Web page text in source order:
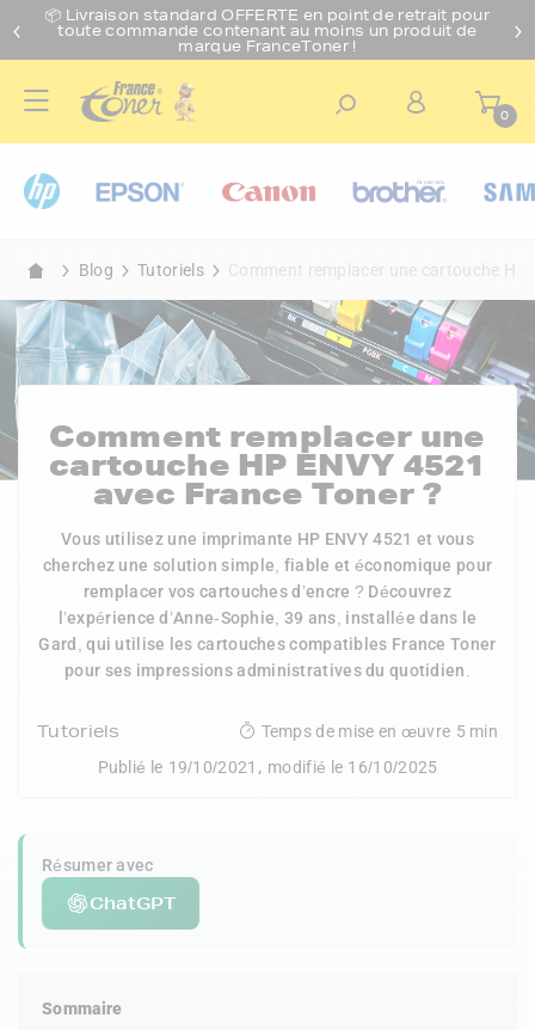
📦 Livraison standard OFFERTE en point de retrait pour
toute commande contenant au moins un produit de
marque FranceToner !
0
Blog Tutoriels Comment remplacer une cartouche HP
Comment remplacer une
cartouche HP ENVY 4521
avec France Toner ?
Vous utilisez une imprimante HP ENVY 4521 et vous
cherchez une solution simple, fiable et économique pour
remplacer vos cartouches d’encre ? Découvrez
l’expérience d’Anne-Sophie, 39 ans, installée dans le
Gard, qui utilise les cartouches compatibles France Toner
pour ses impressions administratives du quotidien.
Tutoriels Temps de mise en œuvre 5 min
Publié le 19/10/2021 , modifié le 16/10/2025
Résumer avec
ChatGPT
Sommaire